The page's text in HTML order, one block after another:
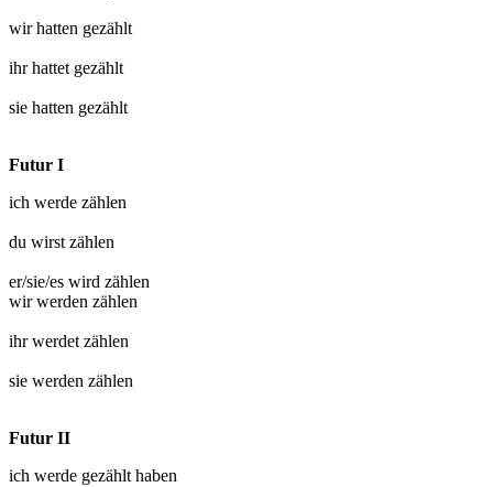
wir hatten gezählt
ihr hattet gezählt
sie hatten gezählt
Futur I
ich werde zählen
du wirst zählen
er/sie/es wird zählen
wir werden zählen
ihr werdet zählen
sie werden zählen
Futur II
ich werde gezählt haben